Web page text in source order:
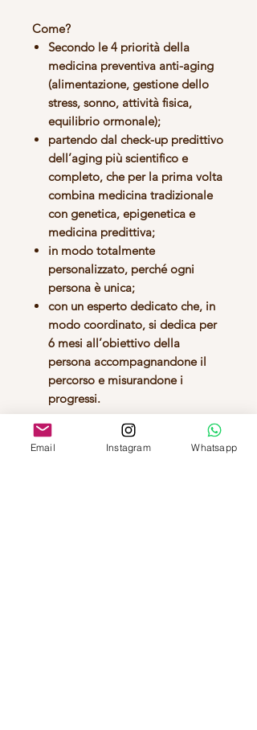
Come?
Secondo le4 priorità della
medicina preventiva anti-aging
(alimentazione, gestione dello
stress, sonno, attività fisica,
equilibrio ormonale);
partendo dal check-up predittivo
dell’aging più scientifico e
completo, che per la prima volta
combina medicina tradizionale
con genetica, epigenetica e
medicina predittiva;
in modo totalmente
personalizzato, perché ogni
persona è unica;
con un esperto dedicato che, in
modo coordinato, si dedica per
6 mesi all’obiettivo della
persona accompagnandone il
percorso e misurandone i
progressi.
Questo Percorso è mirato alle
esigenze delleDonne Over 40 , con
Email Instagram Whatsapp